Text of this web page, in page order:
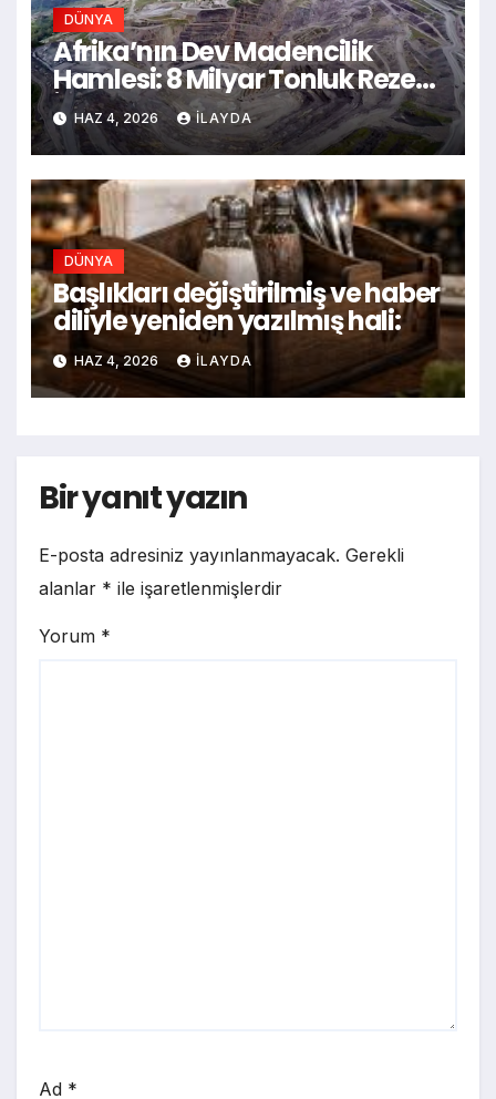
DÜNYA
Afrika’nın Dev Madencilik
Hamlesi: 8 Milyar Tonluk Rezerv
İçin Dev Ulaşım Ağı Kuruluyor
HAZ 4, 2026 ILAYDA
DÜNYA
Başlıkları değiştirilmiş ve haber
diliyle yeniden yazılmış hali:
HAZ 4, 2026 ILAYDA
Bir yanıt yazın
E-posta adresiniz yayınlanmayacak. Gerekli
alanlar * ile işaretlenmişlerdir
Yorum *
Ad *